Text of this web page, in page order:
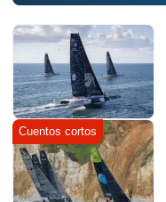
Cuentos cortos